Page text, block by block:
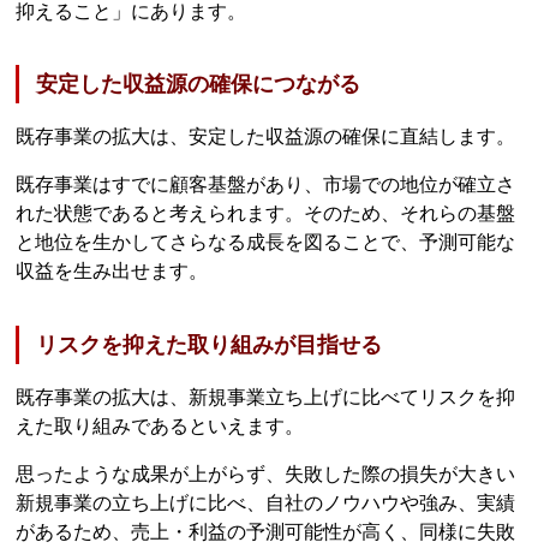
抑えること」にあります。
安定した収益源の確保につながる
既存事業の拡大は、安定した収益源の確保に直結します。
既存事業はすでに顧客基盤があり、市場での地位が確立さ
れた状態であると考えられます。そのため、それらの基盤
と地位を生かしてさらなる成長を図ることで、予測可能な
収益を生み出せます。
リスクを抑えた取り組みが目指せる
既存事業の拡大は、新規事業立ち上げに比べてリスクを抑
えた取り組みであるといえます。
思ったような成果が上がらず、失敗した際の損失が大きい
新規事業の立ち上げに比べ、自社のノウハウや強み、実績
があるため、売上・利益の予測可能性が高く、同様に失敗